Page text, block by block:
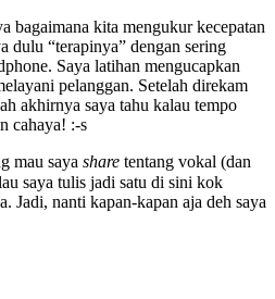
bagaimana kita mengukur kecepatan
dulu “terapinya” dengan sering
Saya latihan mengucapkan
pelanggan. Setelah direkam
akhirnya saya tahu kalau tempo
cahaya! :-s
mau saya share tentang vokal (dan
saya tulis jadi satu di sini kok
Jadi, nanti kapan-kapan aja deh saya